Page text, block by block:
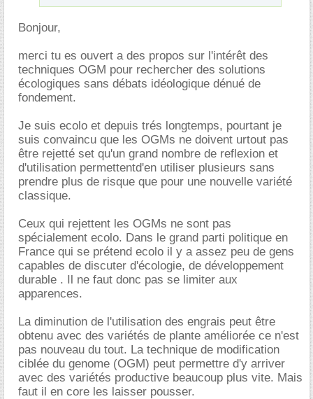
Bonjour,
merci tu es ouvert a des propos sur l'intérêt des
techniques OGM pour rechercher des solutions
écologiques sans débats idéologique dénué de
fondement.
Je suis ecolo et depuis trés longtemps, pourtant je
suis convaincu que les OGMs ne doivent urtout pas
être rejetté set qu'un grand nombre de reflexion et
d'utilisation permettentd'en utiliser plusieurs sans
prendre plus de risque que pour une nouvelle variété
classique.
Ceux qui rejettent les OGMs ne sont pas
spécialement ecolo. Dans le grand parti politique en
France qui se prétend ecolo il y a assez peu de gens
capables de discuter d'écologie, de développement
durable . Il ne faut donc pas se limiter aux
apparences.
La diminution de l'utilisation des engrais peut être
obtenu avec des variétés de plante améliorée ce n'est
pas nouveau du tout. La technique de modification
ciblée du genome (OGM) peut permettre d'y arriver
avec des variétés productive beaucoup plus vite. Mais
faut il en core les laisser pousser.